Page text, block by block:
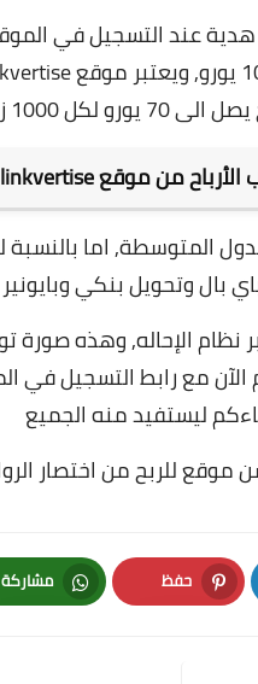
الأكثر ربحاً
منموقع linkvertise
اما
بال وتحويل بنكي
وهذه صورة
مع رابط التسجيل في
ليستفيد منه الجميع
موقع للربح من اختصار
حفظ
Pinterest
مشاركة
Whatsapp